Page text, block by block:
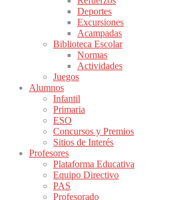
Deportes
Excursiones
Acampadas
Biblioteca Escolar
Normas
Actividades
Juegos
Alumnos
Infantil
Primaria
ESO
Concursos y Premios
Sitios de Interés
Profesores
Plataforma Educativa
Equipo Directivo
PAS
Profesorado